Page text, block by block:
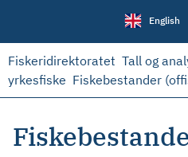
English
Fiskeridirektoratet Tall og
yrkesfiske Fiskebestander